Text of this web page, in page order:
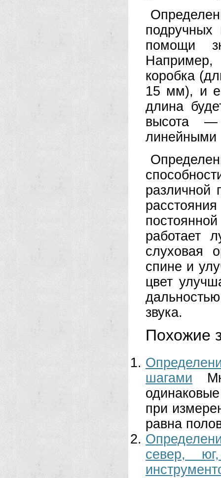
подручных
помощи
коробка
15 мм), и
длина
высота —
линейными
различной
работает
слуховая
спине и
цвет
звука.
Похожие
шагами
при
равна
север,